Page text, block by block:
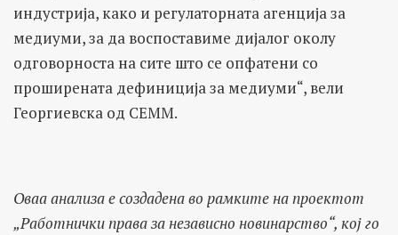
индустрија, како и регулаторната агенција за
медиуми, за да воспоставиме дијалог околу
одговорноста на сите што се опфатени со
проширената дефиниција за медиуми“, вели
Георгиевска од СЕММ.
Оваа анализа е создадена во рамките на проектот
„Работнички права за независно новинарство“, кој го